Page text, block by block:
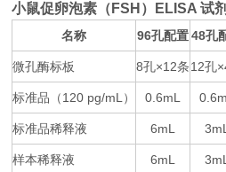
小鼠促卵泡素（FSH）ELISA 试
名称
96孔配置 48孔
微孔酶标板 8孔×12条 12孔
标准品（120 pg/mL ） 0.6mL
标准品稀释液 6mL 3mL
样本稀释液 6mL 3mL